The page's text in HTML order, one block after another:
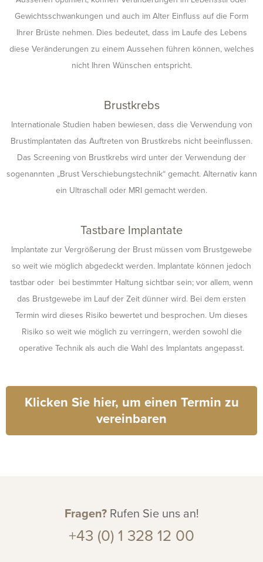
Gewichtsschwankungen und auch im Alter Einfluss auf die Form
Ihrer Brüste nehmen. Dies bedeutet, dass im Laufe des Lebens
diese Veränderungen zu einem Aussehen führen können, welches
nicht Ihren Wünschen entspricht.
Brustkrebs
Internationale Studien haben bewiesen, dass die Verwendung von
Brustimplantaten das Auftreten von Brustkrebs nicht beeinflussen.
Das Screening von Brustkrebs wird unter der Verwendung der
sogenannten „Brust Verschiebungstechnik“ gemacht. Alternativ kann
ein Ultraschall oder MRI gemacht werden.
Tastbare Implantate
Implantate zur Vergrößerung der Brust müssen vom Brustgewebe
so weit wie möglich abgedeckt werden. Implantate können jedoch
tastbar oder bei bestimmter Haltung sichtbar sein; vor allem, wenn
das Brustgewebe im Lauf der Zeit dünner wird. Bei dem ersten
Termin wird dieses Risiko bewertet und besprochen. Um dieses
Risiko so weit wie möglich zu verringern, werden sowohl die
operative Technik als auch die Wahl des Implantats angepasst.
Klicken Sie hier, um einen Termin zu
vereinbaren
Fragen?Rufen Sie uns an!
+43 (0) 1 328 12 00